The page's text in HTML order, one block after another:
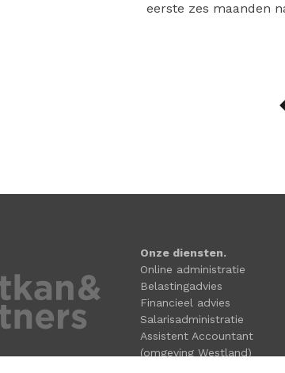
eerste zes maanden
Onze diensten.
Online administratie
Belastingadvies
Financieel advies
Salarisadministratie
Assistent Accountant
(omgeving Westland)